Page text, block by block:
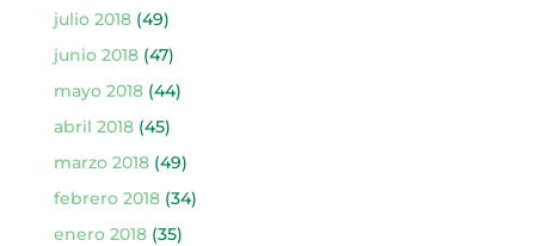
julio 2018(49)
junio 2018(47)
mayo 2018(44)
abril 2018(45)
marzo 2018(49)
febrero 2018(34)
enero 2018(35)